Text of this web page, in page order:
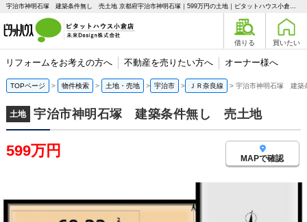
宇治市神明石塚 建築条件無し 売土地 京都府宇治市神明石塚｜599万円の土地｜ピタットハウス小倉店 未来Design株式会社
借りる 買いたい
リフォームをお考えの方へ 不動産を売りたい方へ オーナー様へ
TOPページ 物件検索 土地・売地 宇治市 ＪＲ奈良線 宇治市神明石塚 建
土地 宇治市神明石塚 建築条件無し 売土地
599万円 MAPで確認